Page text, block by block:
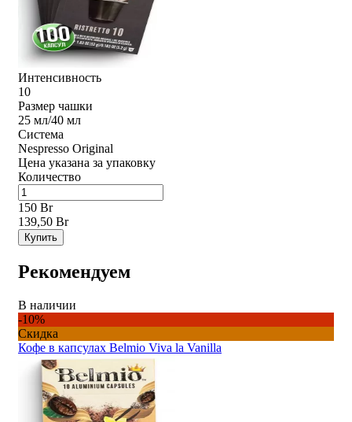
Интенсивность
10
Размер чашки
25 мл/40 мл
Система
Nespresso Original
Цена указана за упаковку
Количество
150 Br
139,50 Br
Купить
Рекомендуем
В наличии
-10%
Скидка
Кофе в капсулах Belmio Viva la Vanilla